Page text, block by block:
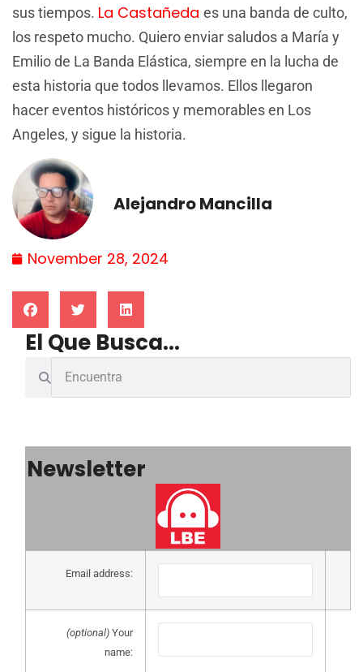
sus tiempos. La Castañeda es una banda de culto,
los respeto mucho. Quiero enviar saludos a María y
Emilio de La Banda Elástica, siempre en la lucha de
esta historia que todos llevamos. Ellos llegaron
hacer eventos históricos y memorables en Los
Angeles, y sigue la historia.
Alejandro Mancilla
November 28, 2024
El Que Busca...
Newsletter
Email address:
(optional) Your
name: